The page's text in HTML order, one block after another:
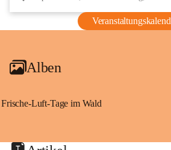
Alben
Frische-Luft-Tage im Wald